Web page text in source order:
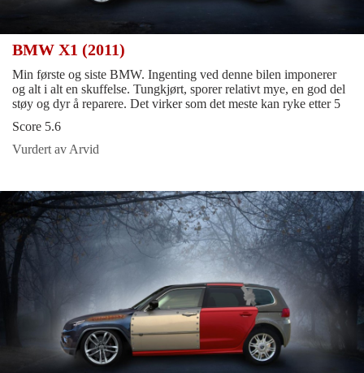
BMW X1 (2011)
Min første og siste BMW. Ingenting ved denne bilen imponerer
og alt i alt en skuffelse. Tungkjørt, sporer relativt mye, en god del
støy og dyr å reparere. Det virker som det meste kan ryke etter 5
Score 5.6
Vurdert av Arvid